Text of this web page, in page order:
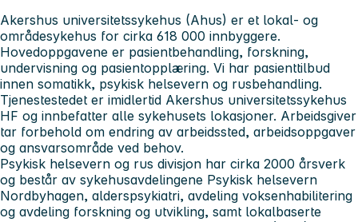
Akershus universitetssykehus (Ahus) er et lokal- og
områdesykehus for cirka 618 000 innbyggere.
Hovedoppgavene er pasientbehandling, forskning,
undervisning og pasientopplæring. Vi har pasienttilbud
innen somatikk, psykisk helsevern og rusbehandling.
Tjenestestedet er imidlertid Akershus universitetssykehus
HF og innbefatter alle sykehusets lokasjoner. Arbeidsgiver
tar forbehold om endring av arbeidssted, arbeidsoppgaver
og ansvarsområde ved behov.
Psykisk helsevern og rus divisjon har cirka 2000 årsverk
og består av sykehusavdelingene Psykisk helsevern
Nordbyhagen, alderspsykiatri, avdeling voksenhabilitering
og avdeling forskning og utvikling, samt lokalbaserte